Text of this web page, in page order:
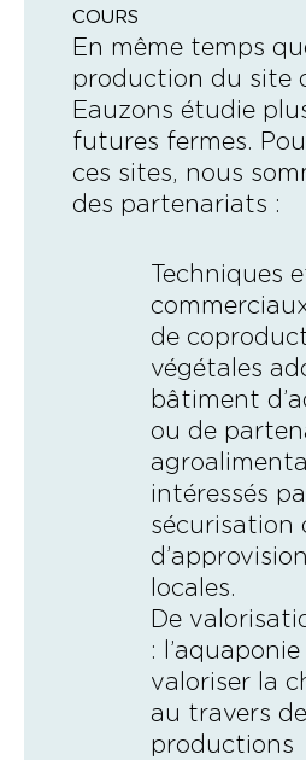
6 T
de
3 T
de
variétés
3
espèces de
Implantée à Aux-
(32), notreferme
battant du projet
nous affinons nos
expérimentons de
(crevettes, salicorne,
assurons la formation
de surface
1 200
d’élevage
2 500
100 T
de poissons (dont 50
45 T
de
ferme
installée à Lescar dans
Atlantiques (64).
demeurant fidèle à
remplit ses objectifs de
locale à échelle
COURS
En même temps
production du site
Eauzons étudie
futures fermes.
ces sites, nous
des partenariats :
Techniques
de
végétales
bâtiment
ou de
intéressés
sécurisation
locales.
De
:
valoriser la
au travers
productions